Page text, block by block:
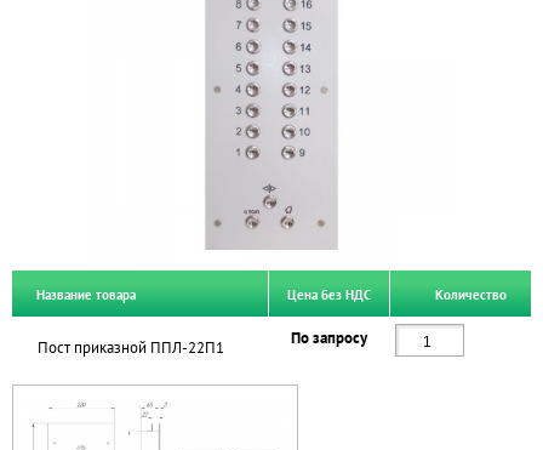
Название товара Цена без НДС Количество
Пост приказной ППЛ-22П1 По запросу